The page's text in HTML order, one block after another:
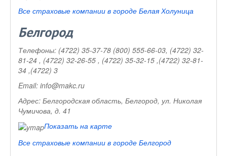
Все страховые компании в городе Белая Холуница
Белгород
Телефоны: (4722) 35-37-78 (800) 555-66-03, (4722) 32-
81-24 , (4722) 32-26-55 , (4722) 35-32-15 ,(4722) 32-81-
34 ,(4722) 3
Email: info@makc.ru
Адрес: Белгородская область, Белгород, ул. Николая
Чумичова, д. 41
Показать на карте
Все страховые компании в городе Белгород